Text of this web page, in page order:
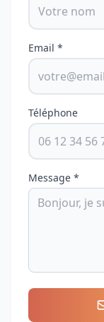
Email *
Téléphone
Message *